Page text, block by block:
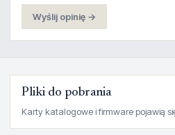
Wyślij opinię →
Pliki do pobrania
Karty katalogowe i firmware pojawią